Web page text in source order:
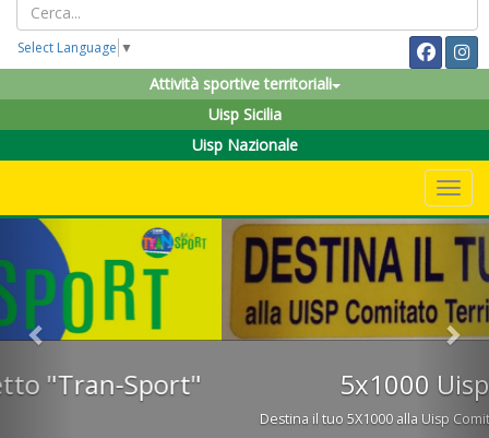
Select Language ▼
Attività sportive territoriali
Uisp Sicilia
Uisp Nazionale
5x1000 Uisp Messina
Destina il tuo 5X1000 alla Uisp Comitato Territoriale Messina APS
Previous